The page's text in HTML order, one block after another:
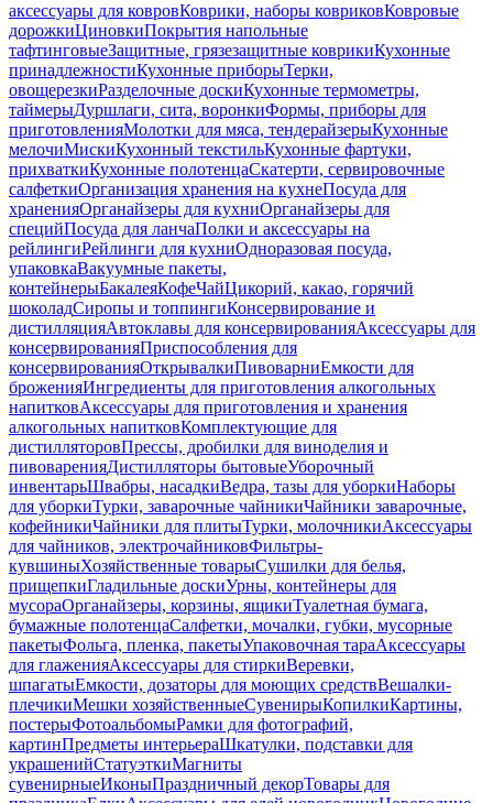
аксессуары для ковровКоврики, наборы ковриковКовровые
дорожкиЦиновкиПокрытия напольные
тафтинговыеЗащитные, грязезащитные коврикиКухонные
принадлежностиКухонные приборыТерки,
овощерезкиРазделочные доскиКухонные термометры,
таймерыДуршлаги, сита, воронкиФормы, приборы для
приготовленияМолотки для мяса, тендерайзерыКухонные
мелочиМискиКухонный текстильКухонные фартуки,
прихваткиКухонные полотенцаСкатерти, сервировочные
салфеткиОрганизация хранения на кухнеПосуда для
храненияОрганайзеры для кухниОрганайзеры для
специйПосуда для ланчаПолки и аксессуары на
рейлингиРейлинги для кухниОдноразовая посуда,
упаковкаВакуумные пакеты,
контейнерыБакалеяКофеЧайЦикорий, какао, горячий
шоколадСиропы и топпингиКонсервирование и
дистилляцияАвтоклавы для консервированияАксессуары для
консервированияПриспособления для
консервированияОткрывалкиПивоварниЕмкости для
броженияИнгредиенты для приготовления алкогольных
напитковАксессуары для приготовления и хранения
алкогольных напитковКомплектующие для
дистилляторовПрессы, дробилки для виноделия и
пивоваренияДистилляторы бытовыеУборочный
инвентарьШвабры, насадкиВедра, тазы для уборкиНаборы
для уборкиТурки, заварочные чайникиЧайники заварочные,
кофейникиЧайники для плитыТурки, молочникиАксессуары
для чайников, электрочайниковФильтры-
кувшиныХозяйственные товарыСушилки для белья,
прищепкиГладильные доскиУрны, контейнеры для
мусораОрганайзеры, корзины, ящикиТуалетная бумага,
бумажные полотенцаСалфетки, мочалки, губки, мусорные
пакетыФольга, пленка, пакетыУпаковочная тараАксессуары
для глаженияАксессуары для стиркиВеревки,
шпагатыЕмкости, дозаторы для моющих средствВешалки-
плечикиМешки хозяйственныеСувенирыКопилкиКартины,
постерыФотоальбомыРамки для фотографий,
картинПредметы интерьераШкатулки, подставки для
украшенийСтатуэткиМагниты
сувенирныеИконыПраздничный декорТовары для